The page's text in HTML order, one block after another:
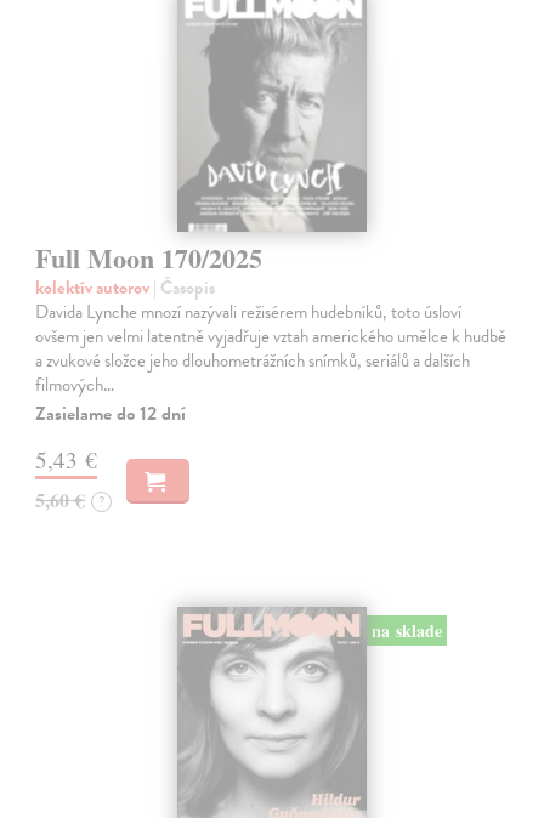
Full Moon 170/2025
kolektív autorov| Časopis
Davida Lynche mnozí nazývali režisérem hudebníků, toto úsloví
ovšem jen velmi latentně vyjadřuje vztah amerického umělce k hudbě
a zvukové složce jeho dlouhometrážních snímků, seriálů a dalších
filmových…
Zasielame do 12 dní
5,43 €
5,60 € ?
na sklade